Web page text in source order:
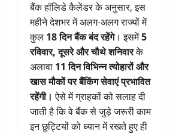
बैंक हॉलिडे कैलेंडर के अनुसार, इस
महीने देशभर में अलग-अलग राज्यों में
कुल 18 दिन बैंक बंद रहेंगे। इसमें5
रविवार, दूसरे और चौथे शनिवारके
अलावा 11 दिन विभिन्न त्योहारों और
खास मौकों पर बैंकिंग सेवाएं प्रभावित
रहेंगी। ऐसे में ग्राहकों को सलाह दी
जाती है कि वे बैंक से जुड़े जरूरी काम
इन छुट्टियों को ध्यान में रखते हुए ही